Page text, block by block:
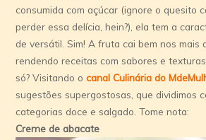
consumida com açúcar (ignore o quesito
perder essa delí­cia, hein?), ela tem a
de versátil. Sim! A fruta cai bem nos mais
rendendo receitas com sabores e
só? Visitando ocanal Culinária do
sugestões supergostosas, que dividimos
categorias doce e salgado. Tome nota:
Creme de abacate